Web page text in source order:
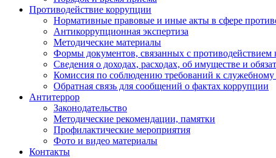
Противодействие коррупции
Нормативные правовые и иные акты в сфере
Антикоррупционная экспертиза
Методические материалы
Формы документов, связанных с противодействием
Сведения о доходах, расходах, об имуществе и
Комиссия по соблюдению требований к
Обратная связь для сообщений о фактах коррупции
Антитеррор
Законодательство
Методические рекомендации, памятки
Профилактические мероприятия
Фото и видео материалы
Контакты